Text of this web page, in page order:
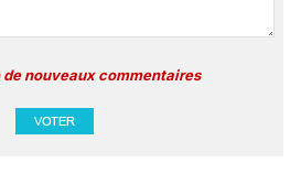
nouveaux commentaires